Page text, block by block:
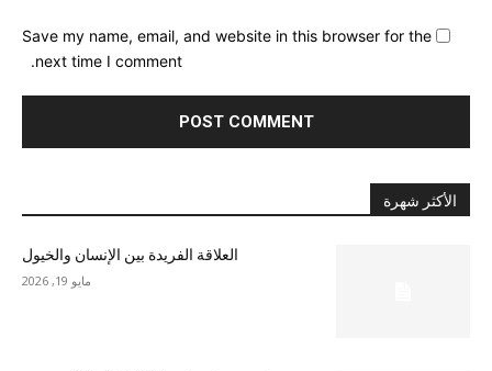
Save my name, email, and website in this browser for the
next time I comment.
الأكثر شهرة
العلاقة الفريدة بين الإنسان والخيول
مايو 19, 2026